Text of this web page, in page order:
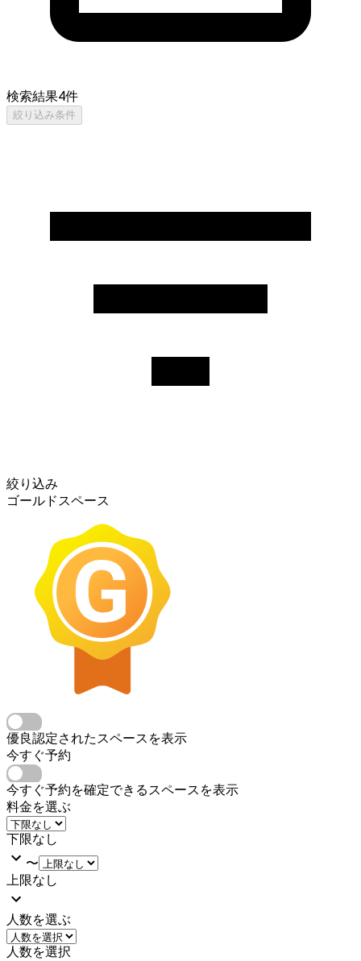
検索結果4件
絞り込み条件
絞り込み
ゴールドスペース
優良認定されたスペースを表示
今すぐ予約
今すぐ予約を確定できるスペースを表示
料金を選ぶ
下限なし
〜
上限なし
人数を選ぶ
人数を選択